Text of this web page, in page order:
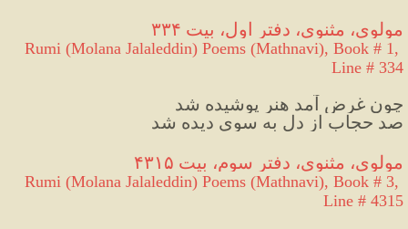
مولوی، مثنوی، دفتر اول، بیت ۳۳۴
Rumi (Molana Jalaleddin) Poems (Mathnavi), Book # 1,
Line # 334
چون غرض آمد هنر پوشیده شد
صد حجاب از دل به سوی دیده شد
مولوی، مثنوی، دفتر سوم، بیت ۴۳۱۵
Rumi (Molana Jalaleddin) Poems (Mathnavi), Book # 3,
Line # 4315